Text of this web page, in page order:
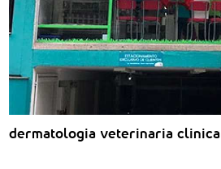
dermatologia veterinaria clinica